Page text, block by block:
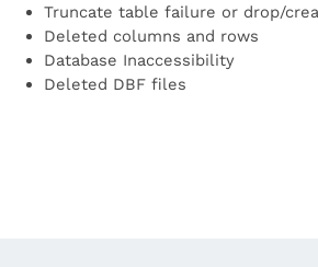
Truncate table failure or drop/
Deleted columns and rows
Database Inaccessibility
Deleted DBF files